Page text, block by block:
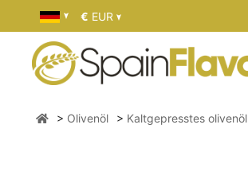
€ EUR
Olivenöl Kaltgepresstes olivenöl